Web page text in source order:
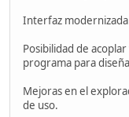
Interfaz
Posibilidad de
programa para
Mejoras en el
de uso.